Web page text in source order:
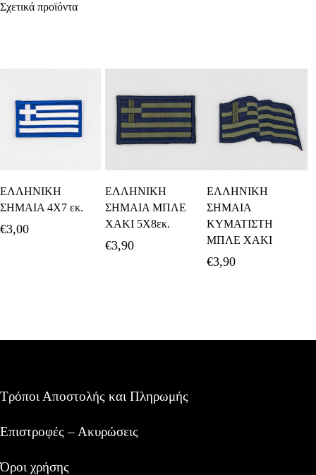
Σχετικά προϊόντα
Περισσότερα
ΕΛΛΗΝΙΚΗ
ΣΗΜΑΙΑ 4Χ7 εκ.
€3,00
Καλάθι
ΕΛΛΗΝΙΚΗ
ΣΗΜΑΙΑ ΜΠΛΕ
ΧΑΚΙ 5Χ8εκ.
€3,90
Καλάθι
ΕΛΛΗΝΙΚΗ
ΣΗΜΑΙΑ
ΚΥΜΑΤΙΣΤΗ
ΜΠΛΕ ΧΑΚΙ
€3,90
Τρόποι Αποστολής και Πληρωμής
Επιστροφές – Ακυρώσεις
Όροι χρήσης